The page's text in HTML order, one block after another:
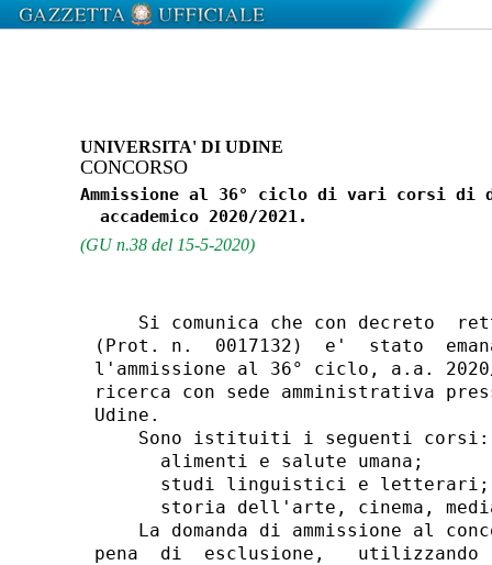
UNIVERSITA' DI UDINE
CONCORSO
Ammissione al 36° ciclo di vari corsi di
(GU n.38 del 15-5-2020)
Si comunica che con decreto
(Prot. n.  0017132)  e'  stato
l'ammissione al 36° ciclo, a.a.
ricerca con sede amministrativa
Udine.
Sono istituiti i seguenti
      alimenti e salute umana;
studi linguistici e
storia dell'arte, cinema,
La domanda di ammissione al
pena  di  esclusione,